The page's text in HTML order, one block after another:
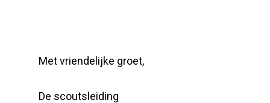
Met vriendelijke groet,
De scoutsleiding